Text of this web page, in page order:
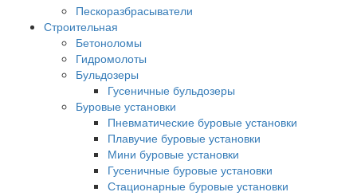
Пескоразбрасыватели
Строительная
Бетоноломы
Гидромолоты
Бульдозеры
Гусеничные бульдозеры
Буровые установки
Пневматические буровые установки
Плавучие буровые установки
Мини буровые установки
Гусеничные буровые установки
Стационарные буровые установки